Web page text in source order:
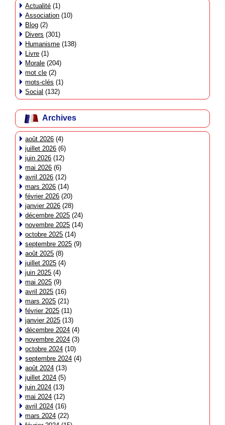
Actualité (1)
Association (10)
Blog (2)
Divers (301)
Humanisme (138)
Livre (1)
Morale (204)
mot cle (2)
mots-clés (1)
Social (132)
Archives
août 2026 (4)
juillet 2026 (6)
juin 2026 (12)
mai 2026 (6)
avril 2026 (12)
mars 2026 (14)
février 2026 (20)
janvier 2026 (28)
décembre 2025 (24)
novembre 2025 (14)
octobre 2025 (14)
septembre 2025 (9)
août 2025 (8)
juillet 2025 (4)
juin 2025 (4)
mai 2025 (9)
avril 2025 (16)
mars 2025 (21)
février 2025 (11)
janvier 2025 (13)
décembre 2024 (4)
novembre 2024 (3)
octobre 2024 (10)
septembre 2024 (4)
août 2024 (13)
juillet 2024 (5)
juin 2024 (13)
mai 2024 (12)
avril 2024 (16)
mars 2024 (22)